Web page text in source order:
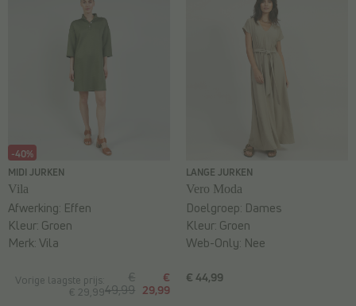
-40%
MIDI JURKEN
Vila
Vorige laagste prijs:
€ 29,99
€
49,99
€
29,99
Afwerking: Effen
Kleur: Groen
Merk:Vila
LANGE JURKEN
Vero Moda
€ 44,99
Doelgroep: Dames
Kleur: Groen
Web-Only: Nee